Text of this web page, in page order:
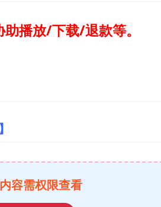
助播放/下载/退款等。
容需权限查看